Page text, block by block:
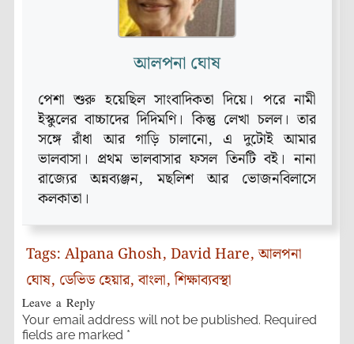
আলপনা ঘোষ
পেশা শুরু হয়েছিল সাংবাদিকতা দিয়ে। পরে নামী
ইস্কুলের বাচ্চাদের দিদিমণি। কিন্তু লেখা চলল। তার
সঙ্গে রাঁধা আর গাড়ি চালানো, এ দুটোই আমার
ভালবাসা। প্রথম ভালবাসার ফসল তিনটি ব‌ই। নানা
রাজ্যের অন্নব্যঞ্জন, মছলিশ আর ভোজনবিলাসে
কলকাতা।
Tags: Alpana Ghosh, David Hare,আলপনা
ঘোষ, ডেভিড হেয়ার,বাংলা,শিক্ষাব্যবস্থা
Leave a Reply
Your email address will not be published. Required
fields are marked *